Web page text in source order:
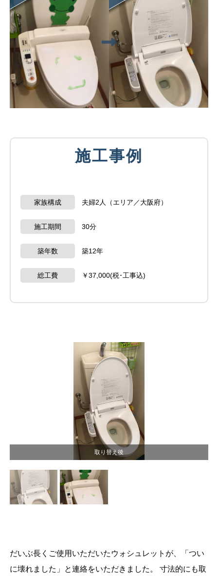
施工事例
家族構成 夫婦2人（エリア／大阪府）
施工期間 30分
築年数 築12年
総工費 ￥37,000(税･工事込)
取り替え後
だいぶ長くご使用いただいたウォシュレットが、「つい
に壊れました」と連絡をいただきました。
寸法的にも取